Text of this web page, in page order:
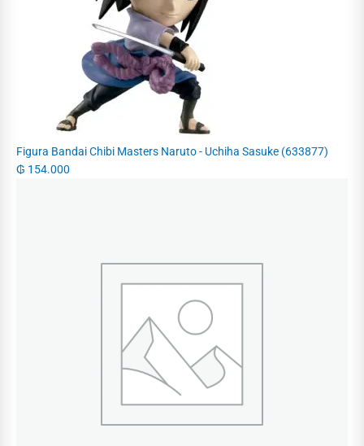
Figura Bandai Chibi Masters Naruto - Uchiha Sasuke (633877)
₲ 154.000